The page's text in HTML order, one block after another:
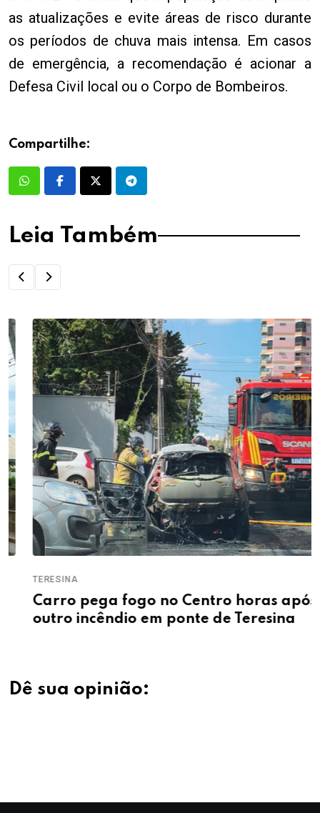
as atualizações e evite áreas de risco durante
os períodos de chuva mais intensa. Em casos
de emergência, a recomendação é acionar a
Defesa Civil local ou o Corpo de Bombeiros.
Compartilhe:
Leia Também
TERESINA
Carro pega fogo no Centro horas após
outro incêndio em ponte de Teresina
Dê sua opinião: